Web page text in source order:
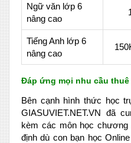
Ngữ văn lớp 6
nâng cao
Tiếng Anh lớp 6
nâng cao
Đáp ứng mọi nhu cầu
Bên cạnh hình thức học
GIASUVIET.NET.VN đã
kèm các môn học
định dù con bạn học